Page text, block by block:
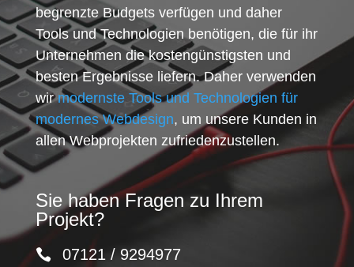
begrenzte Budgets verfügen und daher
Tools und Technologien benötigen, die für ihr
Unternehmen die kostengünstigsten und
besten Ergebnisse liefern. Daher verwenden
wirmodernste Tools und Technologien für
modernes Webdesign, um unsere Kunden in
allen Webprojekten zufriedenzustellen.
Sie haben Fragen zu Ihrem
Projekt?
07121 / 9294977